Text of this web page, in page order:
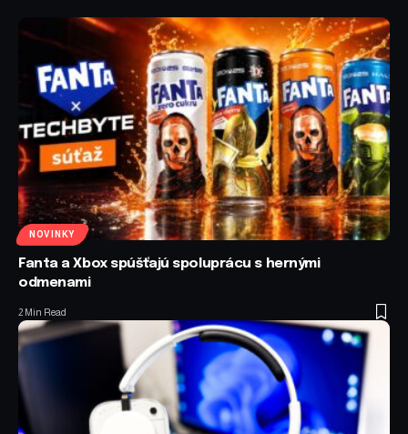
NOVINKY
Fanta a Xbox spúšťajú spoluprácu s hernými
odmenami
2 Min Read